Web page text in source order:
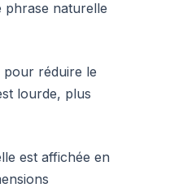
phrase naturelle
pour réduire le
lourde, plus
est affichée en